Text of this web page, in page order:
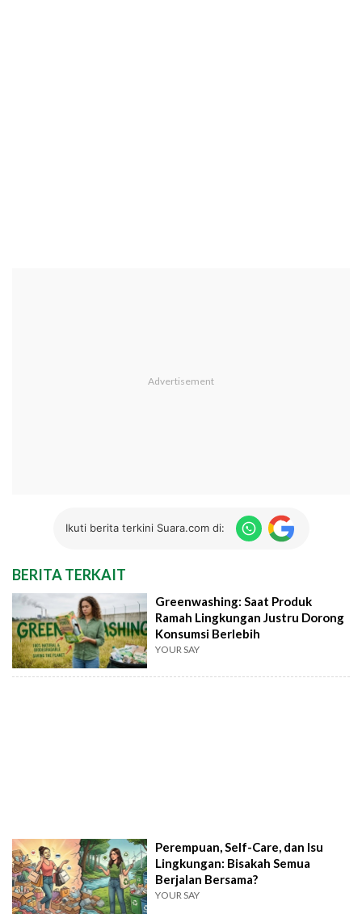
Ikuti berita terkini Suara.com di:
BERITA TERKAIT
Greenwashing: Saat Produk
Ramah Lingkungan Justru Dorong
Konsumsi Berlebih
YOUR SAY
Perempuan, Self-Care, dan Isu
Lingkungan: Bisakah Semua
Berjalan Bersama?
YOUR SAY